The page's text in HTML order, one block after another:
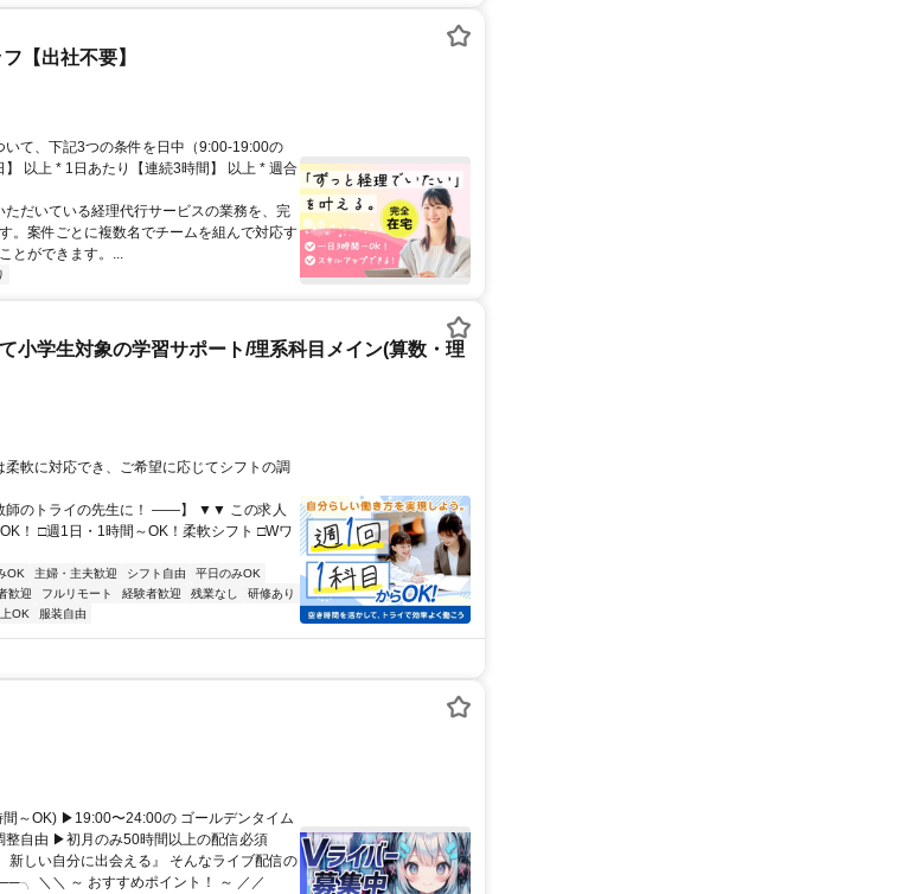
【出社不要】
て、下記3つの条件を日中（9:00-19:00の
以上 * 1日あたり【連続3時間】 以上 * 週合
だいている経理代行サービスの業務を、完
。案件ごとに複数名でチームを組んで対応す
とができます。...
小学生対象の学習サポート/理系科目メイン(算数・理
軟に対応でき、ご希望に応じてシフトの調
師のトライの先生に！ ――】 ▼▼ この求人
！ □週1日・1時間～OK！柔軟シフト □Wワ
OK 主婦・主夫歓迎 シフト自由
平日のみOK
歓迎 フルリモート 経験者歓迎 残業なし
研修あり
OK 服装自由
～OK) ▶19:00〜24:00の ゴールデンタイム
自由 ▶初月のみ50時間以上の配信必須
新しい自分に出会える』 そんなライブ配信の
＼＼ ～ おすすめポイント！ ～ ／／